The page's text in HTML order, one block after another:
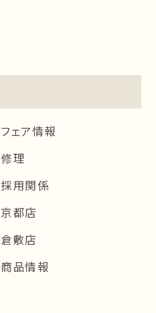
フェア情報
修理
採用関係
京都店
倉敷店
商品情報